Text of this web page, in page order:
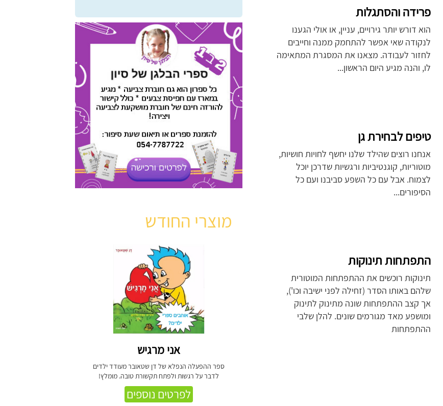
פרידה והסתגלות
הוא דורש יותר גירויים, עניין, או אולי הגענו
לנקודה שאי אפשר להתחמק ממנה וחייבים
לחזור לעבודה. מצאנו את המסגרת המתאימה
לו, והנה מגיע היום הראשון...
טיפים לבחירת גן
אנחנו רוצים שהילד שלנו יחשף לחויות חושיות,
מוטוריות, קוגנטיביות ורגשיות שדרכן יוכל
לצמוח. אבל עם כל השפע סביבנו ועם כל
הסיפורים...
התפתחות תינוקות
תינוקות רוכשים את ההתפתחות המוטורית
שלהם באותו הסדר (זחילה לפני ישיבה וכו'),
אך קצב ההתפתחות שונה מתינוק לתינוק
ומושפע מאד מגורמים שונים. להלן שלבי
ההתפתחות
מוצרי החודש
אני מרגיש
ספר ההפעלה הנפלא של דן שטאובר מעודד ילדים
לדבר על רגשות ולפתח תקשורת טובה. מומלץ!
לפרטים נוספים